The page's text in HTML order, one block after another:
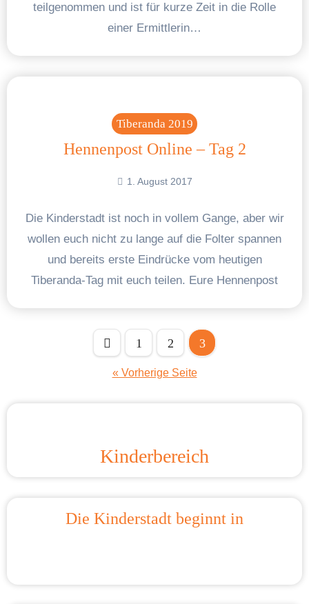
teilgenommen und ist für kurze Zeit in die Rolle
einer Ermittlerin…
Tiberanda 2019
Hennenpost Online – Tag 2
1. August 2017
Die Kinderstadt ist noch in vollem Gange, aber wir
wollen euch nicht zu lange auf die Folter spannen
und bereits erste Eindrücke vom heutigen
Tiberanda-Tag mit euch teilen. Eure Hennenpost
Seitennummerierung
1 2 3
« Vorherige Seite
Kinderbereich
Die Kinderstadt beginnt in